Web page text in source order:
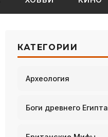
КАТЕГОРИИ
Археология
Боги древнего Египта